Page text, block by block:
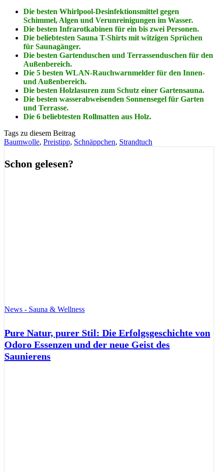
Die besten Whirlpool-Desinfektionsmittel gegen
Schimmel, Algen und Verunreinigungen im Wasser.
Die besten Infrarotkabinen für ein bis zwei Personen.
Die beliebtesten Sauna T-Shirts mit witzigen Sprüchen
für Saunagänger.
Die besten Gartenduschen und Terrassenduschen für den
Außenbereich.
Die 5 besten WLAN-Rauchwarnmelder für den Innen-
und Außenbereich.
Die besten Holzlasuren zum Schutz einer Gartensauna.
Die besten wasserabweisenden Sonnensegel für Garten
und Terrasse.
Die 6 beliebtesten Rollmatten aus Holz.
Tags zu diesem Beitrag
Baumwolle, Preistipp, Schnäppchen, Strandtuch
Schon gelesen?
News - Sauna & Wellness
Pure Natur, purer Stil: Die Erfolgsgeschichte von
Odoro Essenzen und der neue Geist des
Saunierens